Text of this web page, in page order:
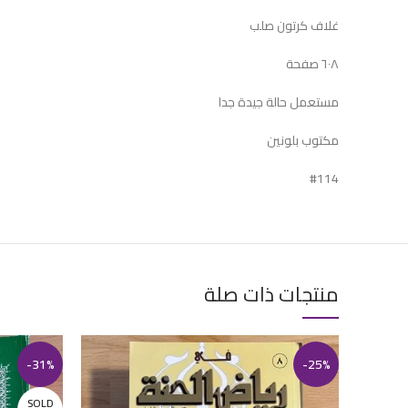
غلاف كرتون صلب
٦٠٨ صفحة
مستعمل حالة جيدة جدا
مكتوب بلونين
#114
منتجات ذات صلة
-25%
-31%
SOLD